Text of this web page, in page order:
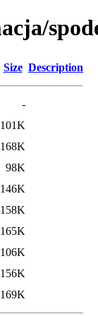
Size Description
-
101K
168K
98K
146K
158K
165K
106K
156K
169K